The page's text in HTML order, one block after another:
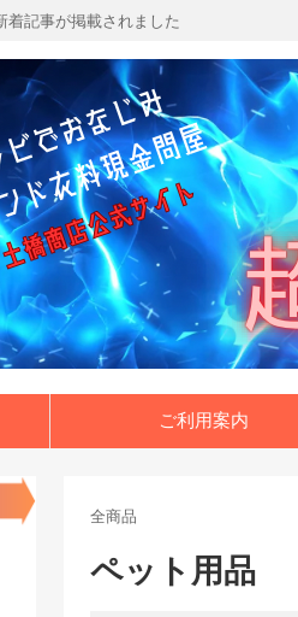
着記事が掲載されました
ご利用案内
全商品
ペット用品